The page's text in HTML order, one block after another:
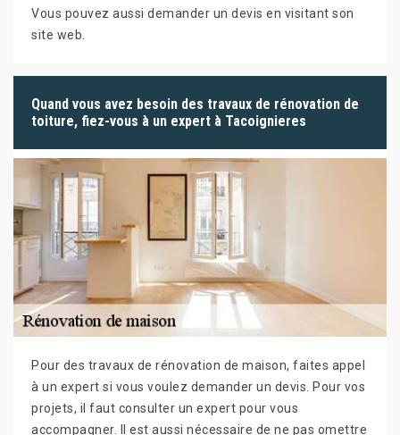
Vous pouvez aussi demander un devis en visitant son
site web.
Quand vous avez besoin des travaux de rénovation de
toiture, fiez-vous à un expert à Tacoignieres
Pour des travaux de rénovation de maison, faites appel
à un expert si vous voulez demander un devis. Pour vos
projets, il faut consulter un expert pour vous
accompagner. Il est aussi nécessaire de ne pas omettre